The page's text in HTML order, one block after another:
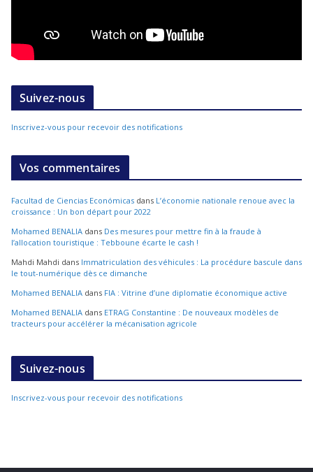
Suivez-nous
Inscrivez-vous pour recevoir des notifications
Vos commentaires
Facultad de Ciencias Económicas dans L’économie nationale renoue avec la
croissance : Un bon départ pour 2022
Mohamed BENALIA dans Des mesures pour mettre fin à la fraude à
l’allocation touristique : Tebboune écarte le cash !
Mahdi Mahdi dans Immatriculation des véhicules : La procédure bascule dans
le tout-numérique dès ce dimanche
Mohamed BENALIA dans FIA : Vitrine d’une diplomatie économique active
Mohamed BENALIA dans ETRAG Constantine : De nouveaux modèles de
tracteurs pour accélérer la mécanisation agricole
Suivez-nous
Inscrivez-vous pour recevoir des notifications